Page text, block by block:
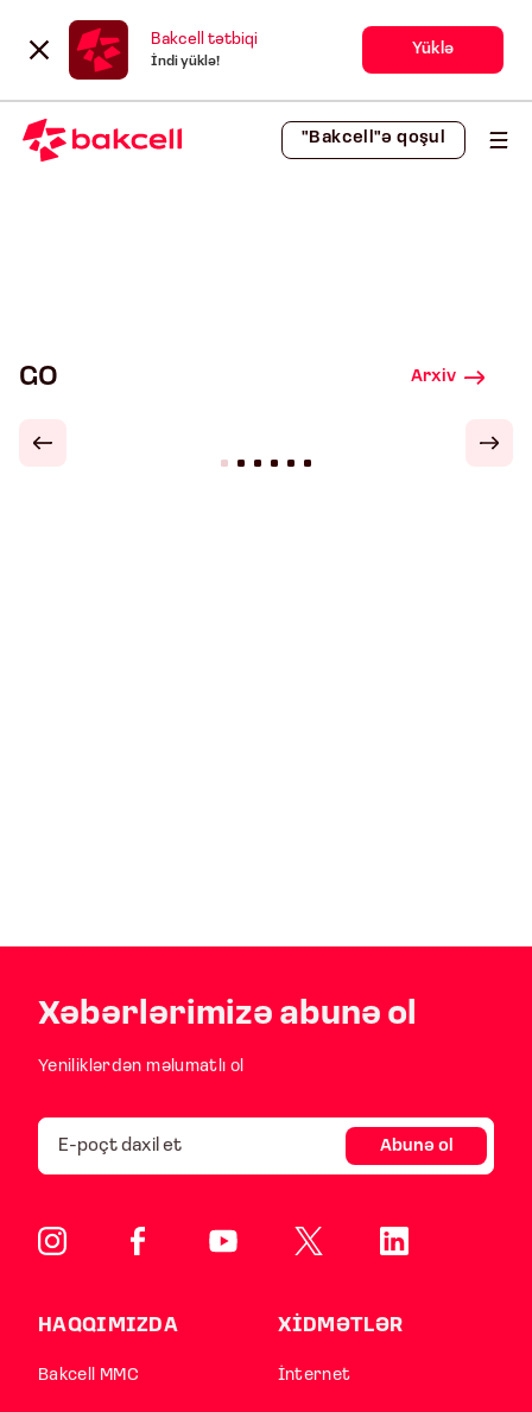
Bakcell tətbiqi
İndi yüklə!
Yüklə
"Bakcell"ə qoşul
GO Arxiv
Xəbərlərimizə abunə ol
Yeniliklərdən məlumatlı ol
Abunə ol
HAQQIMIZDA
Bakcell MMC
XİDMƏTLƏR
İnternet